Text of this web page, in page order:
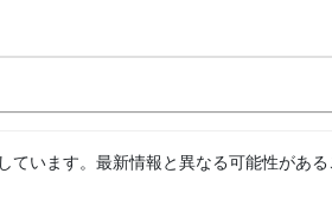
います。最新情報と異なる可能性があ